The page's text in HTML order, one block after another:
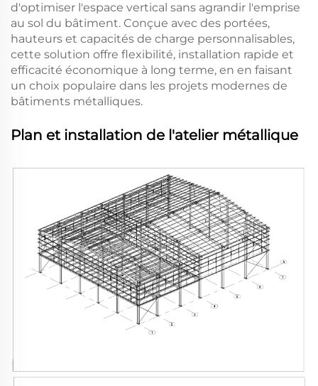
d'optimiser l'espace vertical sans agrandir l'emprise
au sol du bâtiment. Conçue avec des portées,
hauteurs et capacités de charge personnalisables,
cette solution offre flexibilité, installation rapide et
efficacité économique à long terme, en en faisant
un choix populaire dans les projets modernes de
bâtiments métalliques.
Plan et installation de l'atelier métallique